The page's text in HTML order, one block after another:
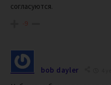
согласуются.
-9
bob dayler